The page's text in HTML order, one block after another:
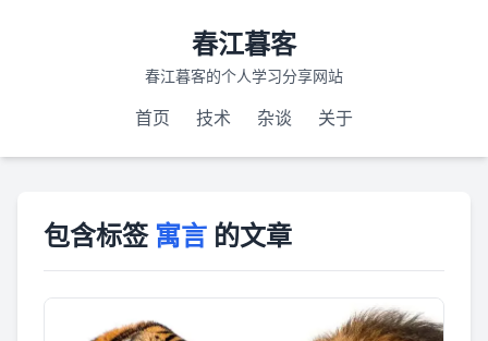
春江暮客
春江暮客的个人学习分享网站
首页 技术 杂谈 关于
包含标签 寓言 的文章